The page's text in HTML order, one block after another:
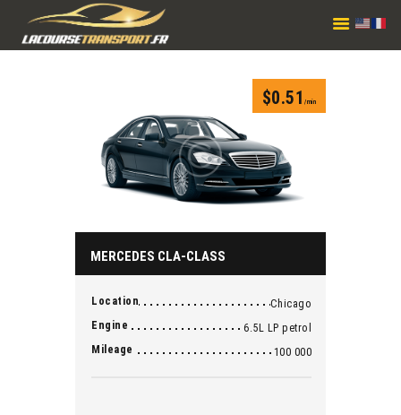
LA COURSE TRANSPORT
Réseau de transport privé avec chauffeur
SERVICES
TARIFS
RÉSERVATION
$0.51/min
MERCEDES CLA-CLASS
Location
Chicago
Engine
6.5L LP petrol
Mileage
100 000